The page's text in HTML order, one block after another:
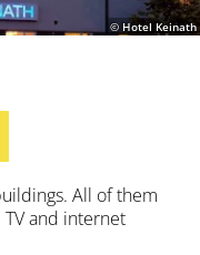
© Hotel Keinath
All of them
and internet